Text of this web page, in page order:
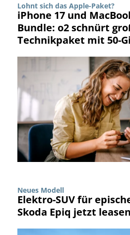
Lohnt sich das Apple-Paket?
iPhone 17 und
Bundle: o2 schnürt
Technikpaket mit 50-
Neues Modell
Elektro-SUV für
Skoda Epiq jetzt leasen